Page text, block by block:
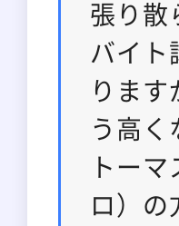
張り散
バイ
りま
う高
トー
ロ）